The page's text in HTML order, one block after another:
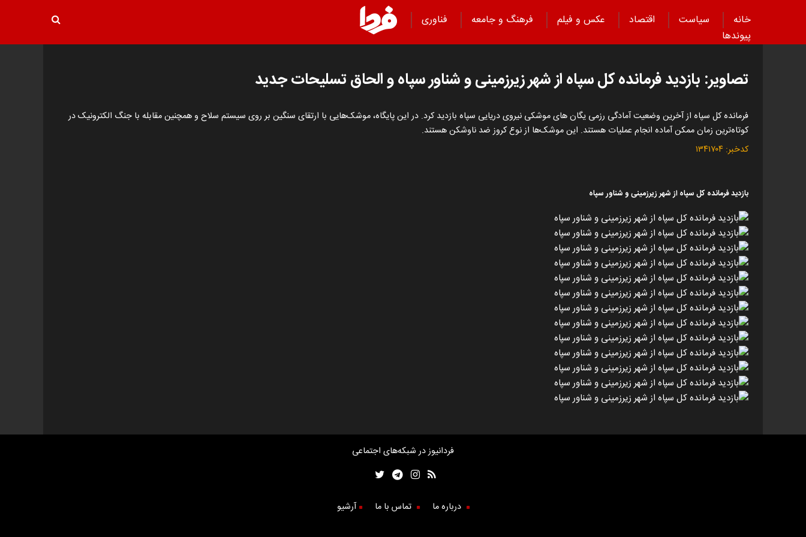
خانه سیاست اقتصاد عکس و فیلم فرهنگ و جامعه
فناوری
پیوند‌ها
تصاویر: بازدید فرمانده کل سپاه از شهر زیرزمینی و شناور سپاه و الحاق تسلیحات جدید
فرمانده کل سپاه از آخرین وضعیت آمادگی رزمی یگان‌ های موشکی نیروی دریایی سپاه بازدید کرد. در این پایگاه، موشک‌هایی با ارتقای سنگین بر روی سیستم سلاح و همچنین مقابله با جنگ الکترونیک در
کوتاه‌ترین زمان ممکن آماده انجام عملیات هستند. این‌ موشک‌ها از نوع کروز ضد ناوشکن هستند.
کدخبر: ۱۳۴۱۷۰۴
بازدید فرمانده کل سپاه از شهر زیرزمینی و شناور سپاه
فردانیوز در شبکه‌های اجتماعی
درباره ما تماس با ما آرشیو